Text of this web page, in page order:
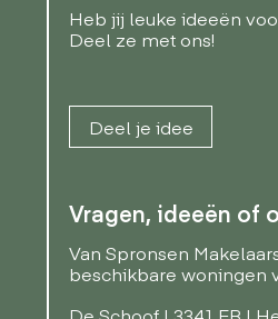
Heb jij leuke ideeën
Deel ze met ons!
Deel je idee
Vragen, ideeën of
Van Spronsen
beschikbare woningen